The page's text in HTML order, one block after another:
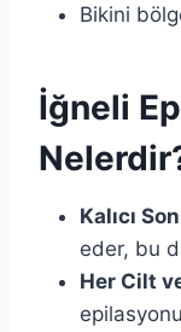
Bikini
İğneli
Kalıcı
eder, bu
Her Cilt